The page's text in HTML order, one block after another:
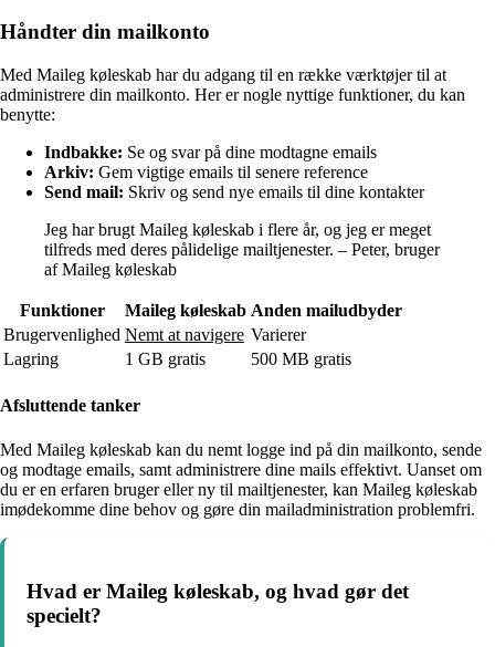
Håndter din mailkonto
Med Maileg køleskab har du adgang til en række værktøjer til at
administrere din mailkonto. Her er nogle nyttige funktioner, du kan
benytte:
Indbakke: Se og svar på dine modtagne emails
Arkiv: Gem vigtige emails til senere reference
Send mail: Skriv og send nye emails til dine kontakter
Jeg har brugt Maileg køleskab i flere år, og jeg er meget
tilfreds med deres pålidelige mailtjenester. – Peter, bruger
af Maileg køleskab
Funktioner Maileg køleskab Anden mailudbyder
Brugervenlighed Nemt at navigere Varierer
Lagring
1 GB gratis 500 MB gratis
Afsluttende tanker
Med Maileg køleskab kan du nemt logge ind på din mailkonto, sende
og modtage emails, samt administrere dine mails effektivt. Uanset om
du er en erfaren bruger eller ny til mailtjenester, kan Maileg køleskab
imødekomme dine behov og gøre din mailadministration problemfri.
Hvad er Maileg køleskab, og hvad gør det
specielt?